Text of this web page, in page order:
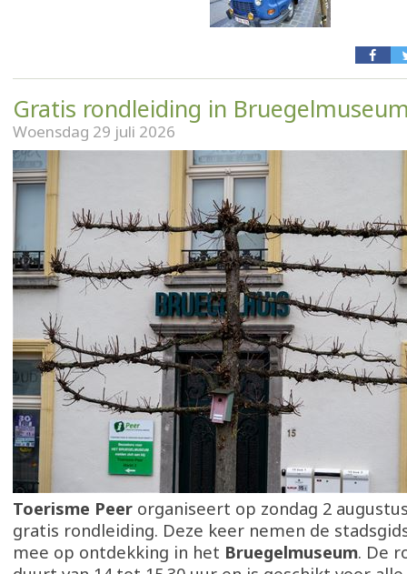
Gratis rondleiding in
Woensdag 29 juli 2026
Toerisme Peer organiseert op zondag 2
gratis rondleiding. Deze keer nemen de
mee op ontdekking in het Bruegelmuseum. De